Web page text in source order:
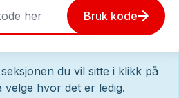
Bruk kode
du vil sitte i klikk på
hvor det er ledig.